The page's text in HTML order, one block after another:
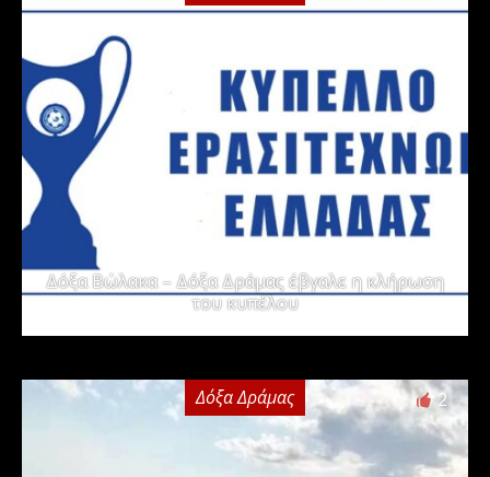
Δόξα Βώλακα – Δόξα Δράμας έβγαλε η κλήρωση
του κυπέλου
Δόξα Δράμας 2